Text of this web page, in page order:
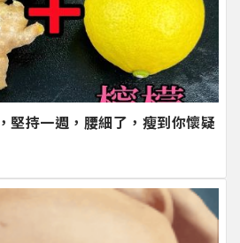
堅持一週，腰細了，瘦到你懷疑